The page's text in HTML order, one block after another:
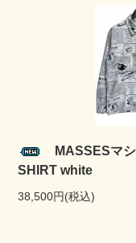
MASSESマ
SHIRT white
38,500円(税込)